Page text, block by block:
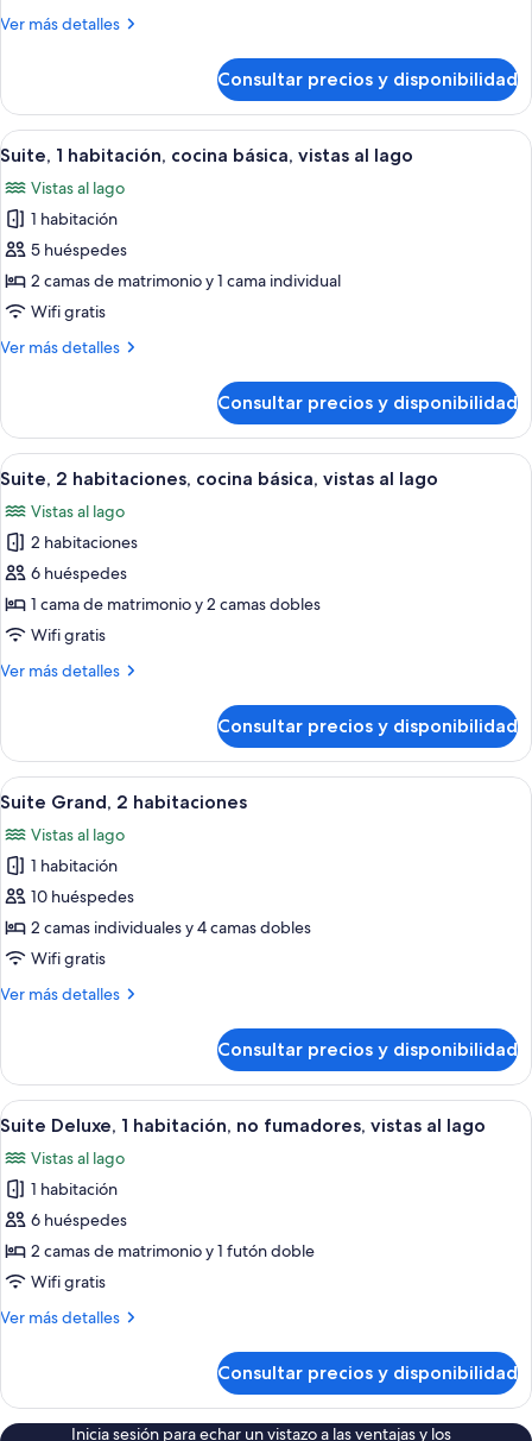
básica,
lago
Ver más detalles
Más
familiar,
cocina
básica,
al
lago
Consultar precios y disponibilidad
Abrir
todas
las
fotos
de
Suite,
1
cocina
al
lago
Habitación de hotel con piso de
7
Suite, 1 habitación, cocina básica, vistas al lago
Vistas al lago
1 habitación
5 huéspedes
2 camas de matrimonio y 1 cama individual
Wifi gratis
Ver más detalles
Más
1
habitación,
cocina
vistas
al
lago
Consultar precios y disponibilidad
Abrir
todas
las
fotos
de
Suite,
2
cocina
al
lago
Suite, 2 habitaciones, cocina básica,
8
Suite, 2 habitaciones, cocina básica, vistas al lago
Vistas al lago
2 habitaciones
6 huéspedes
1 cama de matrimonio y 2 camas dobles
Wifi gratis
Ver más detalles
Más
2
habitaciones,
cocina
vistas
al
lago
Consultar precios y disponibilidad
Abrir
todas
las
fotos
de
Suite
Grand,
habitaciones
Un dormitorio con cama, ventana y
9
Suite Grand, 2 habitaciones
Vistas al lago
1 habitación
10 huéspedes
2 camas individuales y 4 camas dobles
Wifi gratis
Ver más detalles
Más
Grand,
habitaciones
Consultar precios y disponibilidad
Abrir
todas
las
fotos
de
Suite
Deluxe,
habitación,
vistas
Habitación de hotel con dos camas,
6
Suite Deluxe, 1 habitación, no fumadores, vistas al lago
Vistas al lago
1 habitación
6 huéspedes
2 camas de matrimonio y 1 futón doble
Wifi gratis
Ver más detalles
Más
Deluxe,
Consultar precios y disponibilidad
Inicia sesión para echar un vistazo a las ventajas y los